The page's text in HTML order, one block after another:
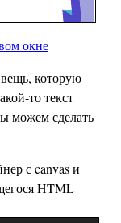
окне
которую
то текст
можем сделать
с canvas и
HTML